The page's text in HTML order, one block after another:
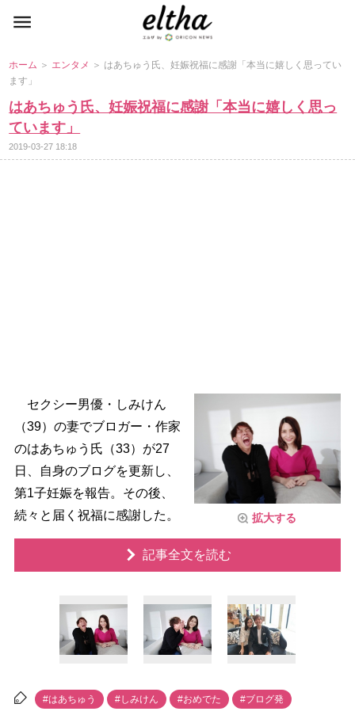
ホーム ＞ エンタメ ＞ はあちゅう氏、妊娠祝福に感謝「本当に嬉しく思ってい
ます」
はあちゅう氏、妊娠祝福に感謝「本当に嬉しく思っ
ています」
2019-03-27 18:18
拡大する
セクシー男優・しみけん
（39）の妻でブロガー・作家
のはあちゅう氏（33）が27
日、自身のブログを更新し、
第1子妊娠を報告。その後、
続々と届く祝福に感謝した。
記事全文を読む
#はあちゅう #しみけん #おめでた #ブログ発